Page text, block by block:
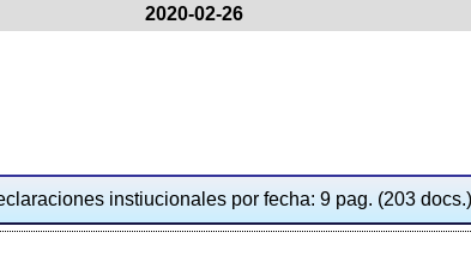
2020-02-26
instiucionales por fecha: 9 pag. (203